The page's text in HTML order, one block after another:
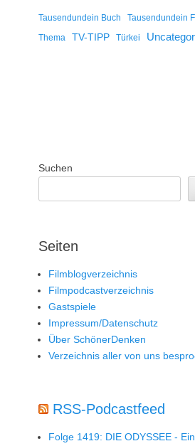
Tausendundein Buch Tausendundein
Thema TV-TIPP Türkei
Suchen
Seiten
Filmblogverzeichnis
Filmpodcastverzeichnis
Gastspiele
Impressum/Datenschutz
Über SchönerDenken
Verzeichnis aller von uns
RSS-Podcastfeed
Folge 1419: DIE ODYSSEE -